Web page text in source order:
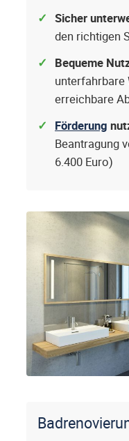
Sicher
den richtigen
Bequeme
unterfahrbare
erreichbare
Förderung
Beantragung
6.400 Euro)